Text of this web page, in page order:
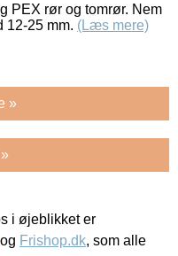
PEX rør og tomrør. Nem
12-25 mm. (Læs mere)
»
i øjeblikket er
og Frishop.dk, som alle